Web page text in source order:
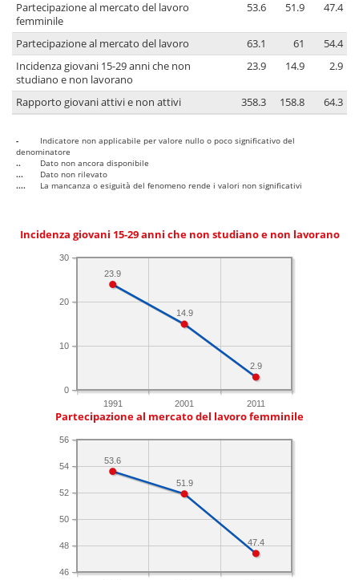
Partecipazione al mercato del lavoro
femminile
53.6 51.9 47.4
Partecipazione al mercato del lavoro 63.1 61
54.4
Incidenza giovani 15-29 anni che non
studiano e non lavorano
23.9 14.9 2.9
Rapporto giovani attivi e non attivi 358.3 158.8 64.3
-
Indicatore non applicabile per valore nullo o poco significativo del
denominatore
..
Dato non ancora disponibile
...
Dato non rilevato
....
La mancanza o esiguità del fenomeno rende i valori non significativi
Incidenza giovani 15-29 anni che non studiano e non lavorano
1991 2001 2011
0
10
20
30
2.9
14.9
23.9
Partecipazione al mercato del lavoro femminile
46
48
50
52
54
56
47.4
51.9
53.6